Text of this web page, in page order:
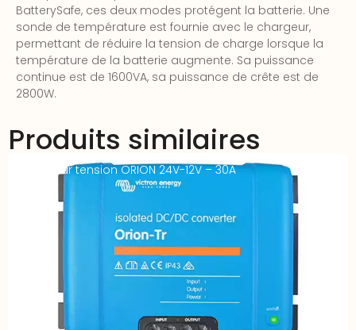
BatterySafe, ces deux modes protégent la batterie. Une
sonde de température est fournie avec le chargeur,
permettant de réduire la tension de charge lorsque la
température de la batterie augmente. Sa puissance
continue est de 1600VA, sa puissance de crête est de
2800W.
Produits similaires
Abaisseur tension ORION 24V-12V – 30A